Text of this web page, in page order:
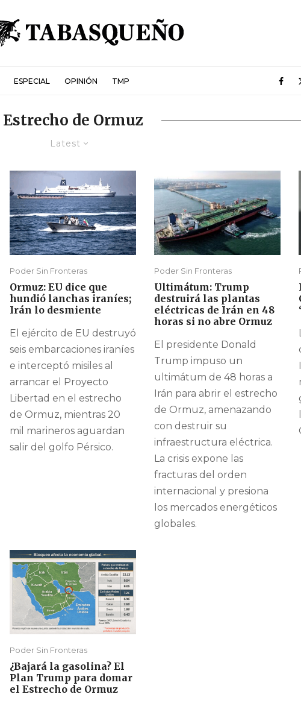
ESPECIAL OPINIÓN TMP
Estrecho de Ormuz
Latest
Poder Sin Fronteras
Ormuz: EU dice que
hundió lanchas iraníes;
Irán lo desmiente
El ejército de EU destruyó
seis embarcaciones iraníes
e interceptó misiles al
arrancar el Proyecto
Libertad en el estrecho
de Ormuz, mientras 20
mil marineros aguardan
salir del golfo Pérsico.
Poder Sin Fronteras
Ultimátum: Trump
destruirá las plantas
eléctricas de Irán en 48
horas si no abre Ormuz
El presidente Donald
Trump impuso un
ultimátum de 48 horas a
Irán para abrir el estrecho
de Ormuz, amenazando
con destruir su
infraestructura eléctrica.
La crisis expone las
fracturas del orden
internacional y presiona
los mercados energéticos
globales.
Poder Sin Fronteras
¿Bajará la gasolina? El
Plan Trump para domar
el Estrecho de Ormuz